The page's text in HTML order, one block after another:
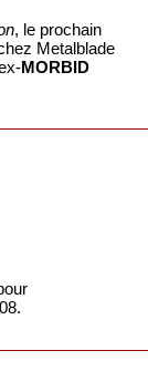
, le prochain
Metalblade
MORBID